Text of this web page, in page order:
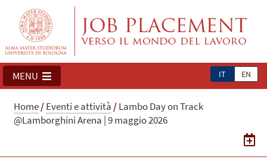
IT EN
MENU
Home/Eventi e attività /Lambo Day on Track
@Lamborghini Arena | 9 maggio 2026